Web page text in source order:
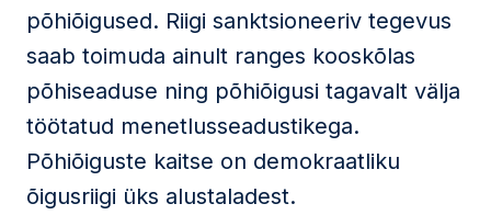
põhiõigused. Riigi sanktsioneeriv tegevus
saab toimuda ainult ranges kooskõlas
põhiseaduse ning põhiõigusi tagavalt välja
töötatud menetlusseadustikega.
Põhiõiguste kaitse on demokraatliku
õigusriigi üks alustaladest.